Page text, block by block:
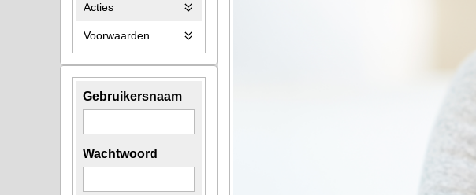
Acties
Voorwaarden
Gebruikersnaam
Wachtwoord